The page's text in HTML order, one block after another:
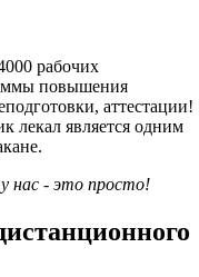
рабочих
повышения
аттестации!
лекал является одним
нас - это просто!